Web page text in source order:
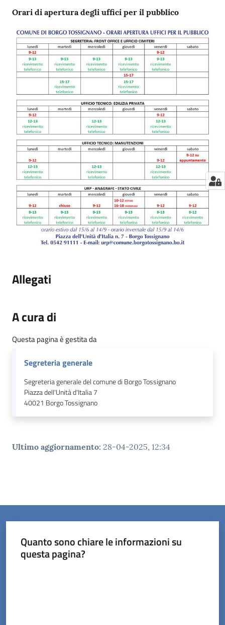
Orari di apertura degli uffici per il pubblico
Allegati
A cura di
Questa pagina è gestita da
Segreteria generale
Segreteria generale del comune di Borgo Tossignano
Piazza dell'Unità d'Italia 7
40021 Borgo Tossignano
Ultimo aggiornamento: 28-04-2025, 12:34
Quanto sono chiare le informazioni su
questa pagina?